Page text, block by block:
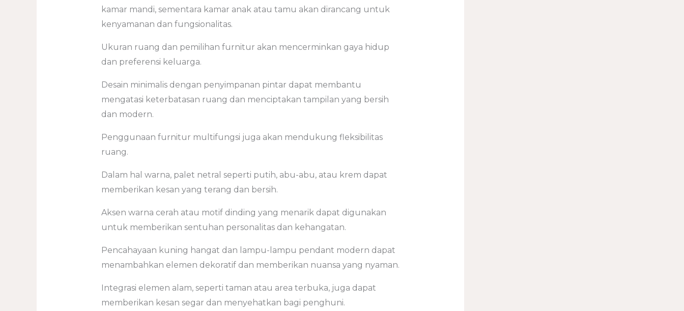
kamar mandi, sementara kamar anak atau tamu akan dirancang untuk
kenyamanan dan fungsionalitas.
Ukuran ruang dan pemilihan furnitur akan mencerminkan gaya hidup
dan preferensi keluarga.
Desain minimalis dengan penyimpanan pintar dapat membantu
mengatasi keterbatasan ruang dan menciptakan tampilan yang bersih
dan modern.
Penggunaan furnitur multifungsi juga akan mendukung fleksibilitas
ruang.
Dalam hal warna, palet netral seperti putih, abu-abu, atau krem dapat
memberikan kesan yang terang dan bersih.
Aksen warna cerah atau motif dinding yang menarik dapat digunakan
untuk memberikan sentuhan personalitas dan kehangatan.
Pencahayaan kuning hangat dan lampu-lampu pendant modern dapat
menambahkan elemen dekoratif dan memberikan nuansa yang nyaman.
Integrasi elemen alam, seperti taman atau area terbuka, juga dapat
memberikan kesan segar dan menyehatkan bagi penghuni.